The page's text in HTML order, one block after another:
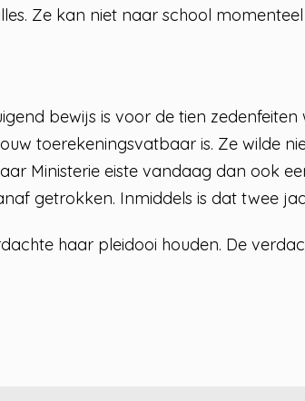
Ze kan niet naar school
bewijs is voor de tien zedenfeiten
toerekeningsvatbaar is. Ze wilde
Ministerie eiste vandaag dan ook
getrokken. Inmiddels is dat twee
haar pleidooi houden. De